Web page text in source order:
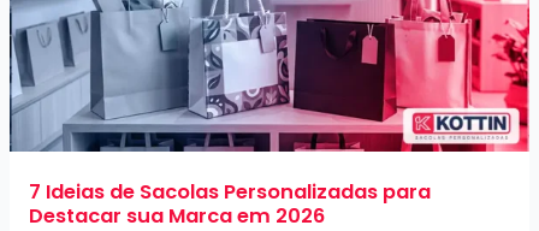
7 Ideias de Sacolas Personalizadas para
Destacar sua Marca em 2026